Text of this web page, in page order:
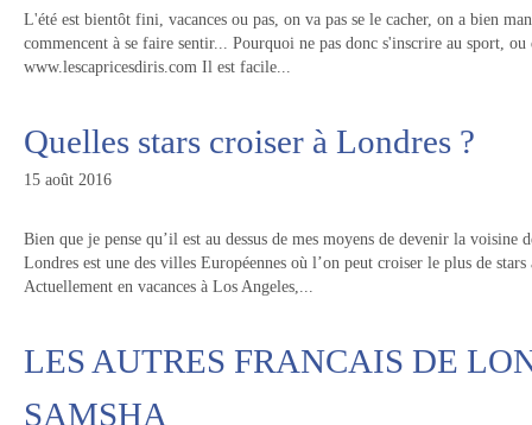
L'été est bientôt fini, vacances ou pas, on va pas se le cacher, on a bien
commencent à se faire sentir... Pourquoi ne pas donc s'inscrire au sport, ou
www.lescapricesdiris.com Il est facile...
Quelles stars croiser à Londres ?
15 août 2016
Bien que je pense qu’il est au dessus de mes moyens de devenir la voisine
Londres est une des villes Européennes où l’on peut croiser le plus de
Actuellement en vacances à Los Angeles,...
LES AUTRES FRANCAIS DE
SAMSHA